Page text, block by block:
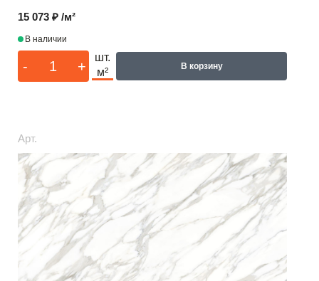
15 073 ₽ /м²
В наличии
- +
шт.
м²
В корзину
Арт.